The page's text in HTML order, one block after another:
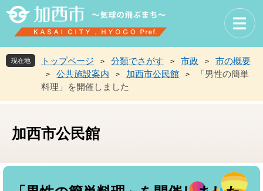
先
頭
を
飛
現在地 トップページ > 分類でさがす > 市政 > 市の概要
> 公共施設案内 > 加西市公民館 >
「男性の簡単
料理」を開催しました
加西市公民館
本